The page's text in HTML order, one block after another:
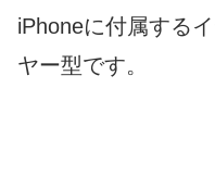
iPhoneに付属する
ヤー型です。